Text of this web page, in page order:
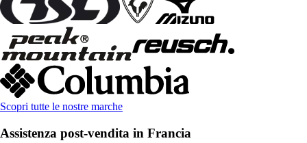
Scopri tutte le nostre marche
Assistenza post-vendita in Francia